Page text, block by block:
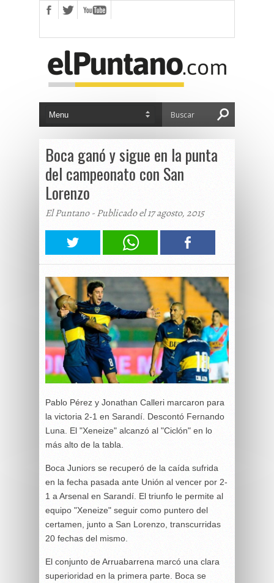
Boca ganó y sigue en la punta
del campeonato con San
Lorenzo
El Puntano - Publicado el 17 agosto, 2015
Pablo Pérez y Jonathan Calleri marcaron para
la victoria 2-1 en Sarandí. Descontó Fernando
Luna. El "Xeneize" alcanzó al "Ciclón" en lo
más alto de la tabla.
Boca Juniors se recuperó de la caída sufrida
en la fecha pasada ante Unión al vencer por 2-
1 a Arsenal en Sarandí. El triunfo le permite al
equipo "Xeneize" seguir como puntero del
certamen, junto a San Lorenzo, transcurridas
20 fechas del mismo.
El conjunto de Arruabarrena marcó una clara
superioridad en la primera parte. Boca se